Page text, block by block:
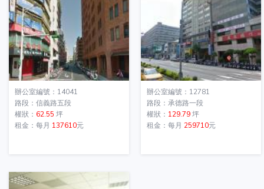
辦公室編號：14041
路段：信義路五段
權狀： 62.55 坪
租金：每月 137610元
辦公室編號：12781
路段：承德路一段
權狀： 129.79坪
租金：每月 259710元